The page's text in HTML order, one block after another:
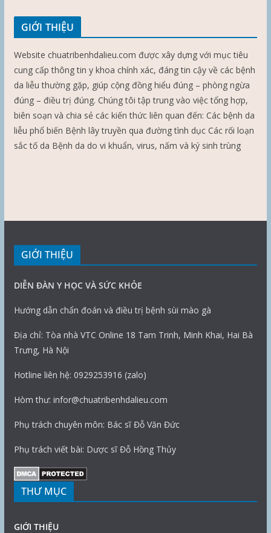
GIỚI THIỆU
Website chuatribenhdalieu.com được xây dựng với mục tiêu
cung cấp thông tin y khoa chính xác, đáng tin cậy về các bệnh
da liễu thường gặp, giúp cộng đồng hiểu đúng – phòng ngừa
đúng – điều trị đúng. Chúng tôi tập trung vào việc tổng hợp,
biên soạn và chia sẻ các kiến thức liên quan đến: Các bệnh da
liễu phổ biến Bệnh lây truyền qua đường tình dục Các rối loạn
sắc tố da Bệnh da do vi khuẩn, virus, nấm và ký sinh trùng
GIỚI THIỆU
DIỄN ĐÀN Y HỌC VÀ SỨC KHỎE
Hướng dẫn chẩn đoán và điều trị bệnh sùi mào gà
Địa chỉ: Tòa nhà VTC Online 18 Tam Trinh, Minh Khai, Hai Bà
Trưng, Hà Nội
Hotline liên hệ: 0929253916 (zalo)
Hòm thư: infor@chuatribenhdalieu.com
Phụ trách chuyên môn: Bác sĩ Đỗ Văn Đức
Phụ trách viết bài: Dược sĩ Đỗ Hồng Thủy
THƯ MỤC
GIỚI THIỆU